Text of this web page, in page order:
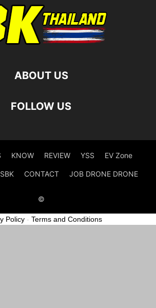
ABOUT US
FOLLOW US
KNOW REVIEW YSS EV Zone
CONTACT JOB DRONE DRONE
©
Policy - Terms and Conditions